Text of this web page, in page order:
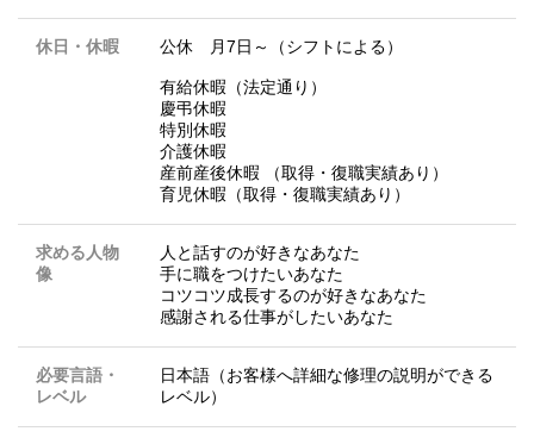
休日・休暇 公休 月7日～（シフトによる）
有給休暇（法定通り）
慶弔休暇
特別休暇
介護休暇
産前産後休暇 （取得・復職実績あり）
育児休暇（取得・復職実績あり）
求める人物
像
人と話すのが好きなあなた
手に職をつけたいあなた
コツコツ成長するのが好きなあなた
感謝される仕事がしたいあなた
必要言語・
レベル
日本語（お客様へ詳細な修理の説明ができる
レベル）